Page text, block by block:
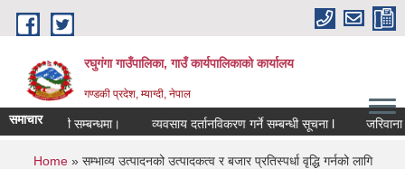
Skip to main content
रघुगंगा गाउँपालिका, गाउँ कार्यपालिकाको कार्यालय
गण्डकी प्रदेश, म्याग्दी, नेपाल
समाचार
पूर्वतयारी सम्बन्धमा। व्यवसाय दर्तानविकरण गर्ने सम्बन्धी सूचना l
Home» सम्भाव्य उत्पादनको उत्पादकत्व र बजार प्रतिस्पर्धा वृद्धि गर्नको लागि